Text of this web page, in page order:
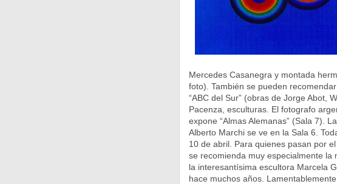
Mercedes Casanegra y montada
foto). También se pueden recomendar
“ABC del Sur” (obras de Jorge Abot,
Pacenza, esculturas. El fotografo
expone “Almas Alemanas” (Sala 7).
Alberto Marchi se ve en la Sala 6.
10 de abril. Para quienes pasan por
se recomienda muy especialmente la
la interesantísima escultora Marcela
hace muchos años.